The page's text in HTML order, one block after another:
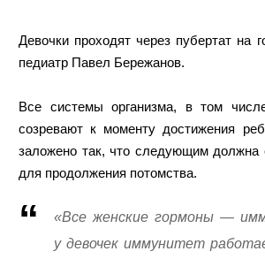
Девочки проходят через пубертат на
педиатр Павел Бережанов.
Все системы организма, в том
созревают к моменту достижения
заложено так, что следующим должна
для продолжения потомства.
«Все женские гормоны —
у девочек иммунитет